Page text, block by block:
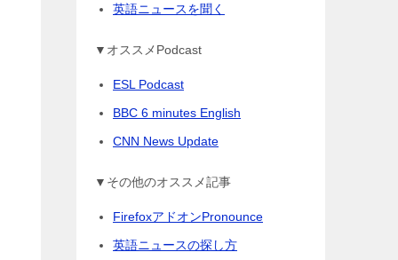
英語ニュースを聞く
▼オススメPodcast
ESL Podcast
BBC 6 minutes English
CNN News Update
▼その他のオススメ記事
FirefoxアドオンPronounce
英語ニュースの探し方